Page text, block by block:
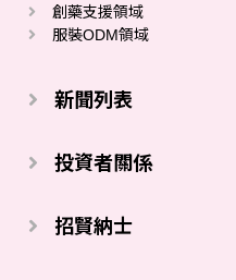
創藥支援領域
服裝ODM領域
新聞列表
投資者關係
招賢納士